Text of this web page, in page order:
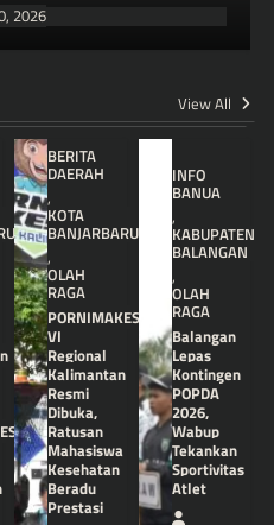
2026
View All
BERITA
DAERAH
,
KOTA
BANJARBARU
,
OLAH
RAGA
PORNIMAKES
VI
Regional
Kalimantan
Resmi
Dibuka,
Ratusan
Mahasiswa
Kesehatan
Beradu
Prestasi
INFO
BANUA
,
KABUPATEN
BALANGAN
,
OLAH
RAGA
Balangan
Lepas
Kontingen
POPDA
2026,
Wabup
Tekankan
Sportivitas
Atlet